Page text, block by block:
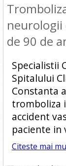
neurologii
de 90 de
Specialistii
Spitalului
Constanta
tromboliza
accident
paciente in
Citeste mai